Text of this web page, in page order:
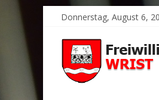
Donnerstag, August 6,